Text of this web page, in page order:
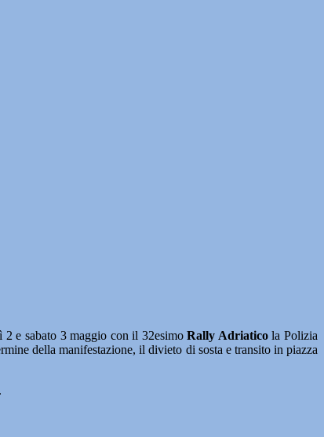
e sabato 3 maggio con il 32esimoRally Adriaticola Polizia
della manifestazione, il divieto di sosta e transito in piazza